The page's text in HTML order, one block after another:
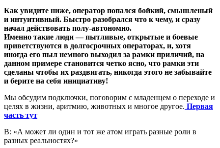
Как увидите ниже, оператор попался бойкий, смышленый
и интуитивный. Быстро разобрался что к чему, и сразу
начал действовать полу-автономно.
Именно такие люди — пытливые, открытые и боевые
приветствуются в долгосрочных операторах, и, хотя
иногда его пыл немного выходил за рамки приличий, на
данном примере становится четко ясно, что рамки эти
сделаны чтобы их раздвигать, никогда этого не забывайте
и берите на себя инициативу!
Мы обсудим подключки, поговорим с младенцем о переходе и
целях в жизни, аритмию, животных и многое другое. Первая
часть тут
В: «А может ли один и тот же атом играть разные роли в
разных реальностях?»